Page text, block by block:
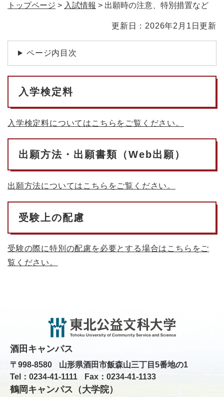
トップページ > 入試情報 > 出願時の注意、特別措置など
文
更新日：2026年2月1日更新
ページ内目次
入学検定料
入学検定料についてはこちらをご覧ください。
出願方法・出願書類（Web出願）
出願方法についてはこちらをご覧ください。
受験上の配慮
受験の際に特別の配慮を必要とする場合はこちらをご
覧ください。
酒田キャンパス
〒998-8580
山形県酒田市飯森山三丁目5番地の1
Tel：0234-41-1111
Fax：0234-41-1133
鶴岡キャンパス（大学院）